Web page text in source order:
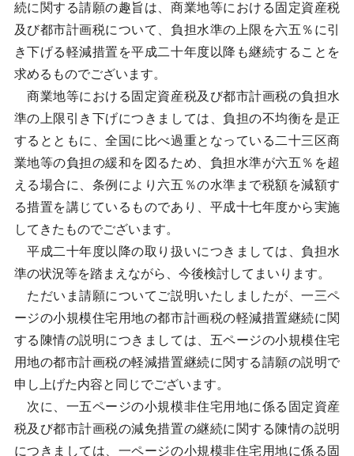
続に関する請願の趣旨は、商業地等における固定資産税
及び都市計画税について、負担水準の上限を六五％に引
き下げる軽減措置を平成二十年度以降も継続することを
求めるものでございます。
商業地等における固定資産税及び都市計画税の負担水
準の上限引き下げにつきましては、負担の不均衡を是正
するとともに、全国に比べ過重となっている二十三区商
業地等の負担の緩和を図るため、負担水準が六五％を超
える場合に、条例により六五％の水準まで税額を減額す
る措置を講じているものであり、平成十七年度から実施
してきたものでございます。
平成二十年度以降の取り扱いにつきましては、負担水
準の状況等を踏まえながら、今後検討してまいります。
ただいま請願についてご説明いたしましたが、一三ペ
ージの小規模住宅用地の都市計画税の軽減措置継続に関
する陳情の説明につきましては、五ページの小規模住宅
用地の都市計画税の軽減措置継続に関する請願の説明で
申し上げた内容と同じでございます。
次に、一五ページの小規模非住宅用地に係る固定資産
税及び都市計画税の減免措置の継続に関する陳情の説明
につきましては、一ページの小規模非住宅用地に係る固